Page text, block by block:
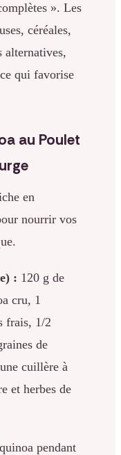
». Les
céréales,
alternatives,
qui favorise
au Poulet
en
nourrir vos
: 120 g de
cru, 1
frais, 1/2
de
cuillère à
et herbes de
pendant